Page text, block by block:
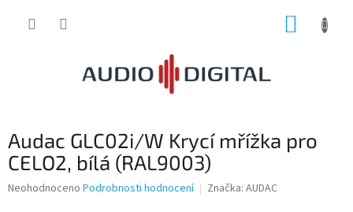
Audac GLC02i/W Krycí mřížka pro
CELO2, bílá (RAL9003)
Průměrné
Neohodnoceno Podrobnosti hodnocení Značka: AUDAC